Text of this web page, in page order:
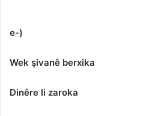
e-)
Wek şivanê berxika
Dinêre li zaroka